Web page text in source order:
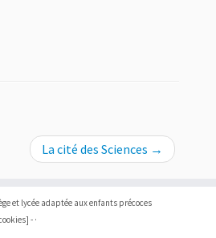
La cité des Sciences →
et lycée adaptée aux enfants précoces
- ·